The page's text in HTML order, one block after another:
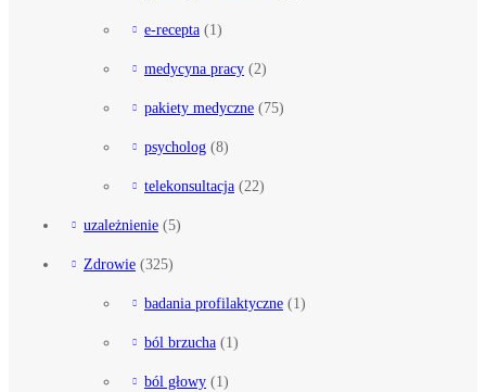
e-recepta (1)
medycyna pracy (2)
pakiety medyczne (75)
psycholog (8)
telekonsultacja (22)
uzależnienie (5)
Zdrowie (325)
badania profilaktyczne (1)
ból brzucha (1)
ból głowy (1)